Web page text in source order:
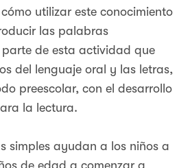
utilizar este conocimiento
las palabras
de esta actividad que
del lenguaje oral y las letras,
preescolar, con el desarrollo
la lectura.
simples ayudan a los niños a
de edad a comenzar a